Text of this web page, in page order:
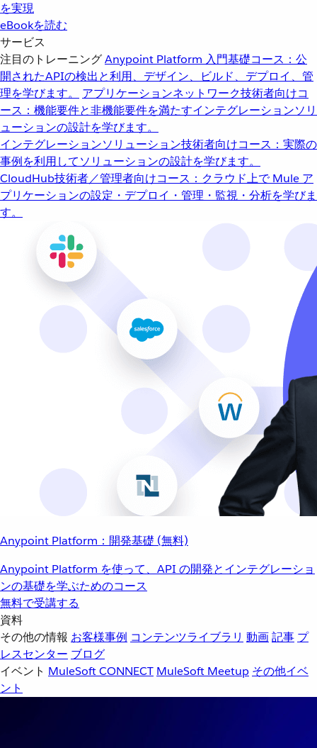
を実現
eBookを読む
サービス
注目のトレーニングAnypoint Platform 入門基礎コース：公
開されたAPIの検出と利用、デザイン、ビルド、デプロイ、管
理を学びます。
アプリケーションネットワーク技術者向けコ
ース：機能要件と非機能要件を満たすインテグレーションソリ
ューションの設計を学びます。
インテグレーションソリューション技術者向けコース：実際の
事例を利用してソリューションの設計を学びます。
CloudHub技術者／管理者向けコース：クラウド上で Mule ア
プリケーションの設定・デプロイ・管理・監視・分析を学びま
す。
Anypoint Platform：開発基礎 (無料)
Anypoint Platform を使って、API の開発とインテグレーショ
ンの基礎を学ぶためのコース
無料で受講する
資料
その他の情報 お客様事例 コンテンツライブラリ 動画記事 プ
レスセンター ブログ
イベント MuleSoft CONNECT MuleSoft Meetup その他イベ
ント